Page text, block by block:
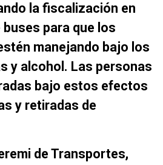
la fiscalización en
para que los
manejando bajo los
y alcohol. Las personas
bajo estos efectos
y retiradas de
de Transportes,